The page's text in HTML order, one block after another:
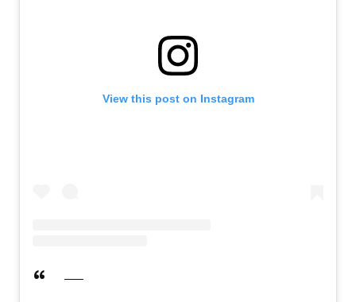
View this post on Instagram